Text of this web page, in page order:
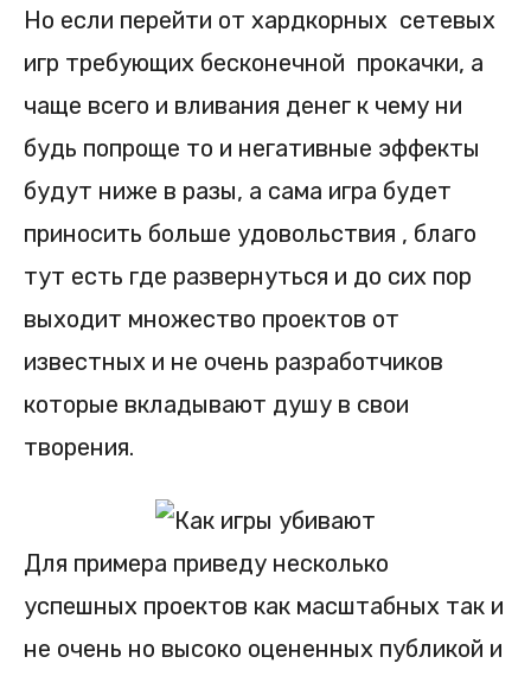
Но если перейти от хардкорных сетевых
игр требующих бесконечной прокачки, а
чаще всего и вливания денег к чему ни
будь попроще то и негативные эффекты
будут ниже в разы, а сама игра будет
приносить больше удовольствия , благо
тут есть где развернуться и до сих пор
выходит множество проектов от
известных и не очень разработчиков
которые вкладывают душу в свои
творения.
Для примера приведу несколько
успешных проектов как масштабных так и
не очень но высоко оцененных публикой и